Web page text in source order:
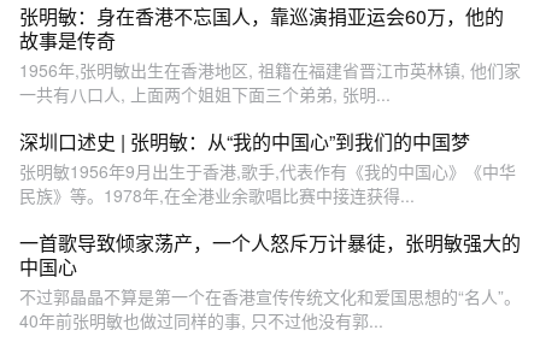
张明敏：身在香港不忘国人，靠巡演捐亚运会60万，他的
故事是传奇
1956年,张明敏出生在香港地区, 祖籍在福建省晋江市英林镇, 他们家
一共有八口人, 上面两个姐姐下面三个弟弟, 张明...
深圳口述史 | 张明敏：从“我的中国心”到我们的中国梦
张明敏1956年9月出生于香港,歌手,代表作有《我的中国心》《中华
民族》等。1978年,在全港业余歌唱比赛中接连获得...
一首歌导致倾家荡产，一个人怒斥万计暴徒，张明敏强大的
中国心
不过郭晶晶不算是第一个在香港宣传传统文化和爱国思想的“名人”。
40年前张明敏也做过同样的事, 只不过他没有郭...